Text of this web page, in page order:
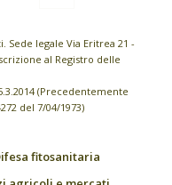
legale Via Eritrea 21 -
al Registro delle
(Precedentemente
del 7/04/1973)
fitosanitaria